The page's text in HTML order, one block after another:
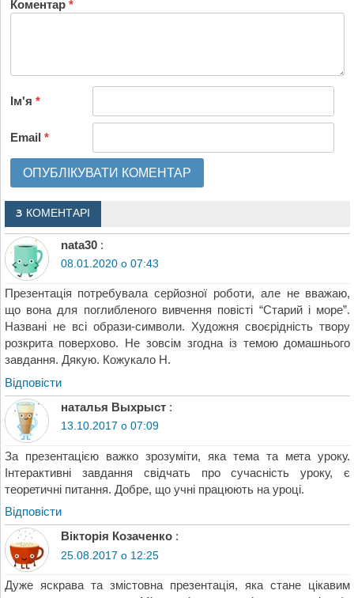
Коментар*
Ім'я*
Email*
3 КОМЕНТАРІ
nata30 :
08.01.2020 о 07:43
Презентація потребувала серйозної роботи, але не вважаю,
що вона для поглибленого вивчення повісті “Старий і море”.
Названі не всі образи-символи. Художня своєрідність твору
розкрита поверхово. Не зовсім згодна із темою домашнього
завдання. Дякую. Кожукало Н.
Відповіcти
наталья Выхрыст :
13.10.2017 о 07:09
За презентацією важко зрозуміти, яка тема та мета уроку.
Інтерактивні завдання свідчать про сучасність уроку, є
теоретичні питання. Добре, що учні працюють на уроці.
Відповіcти
Вікторія Козаченко :
25.08.2017 о 12:25
Дуже яскрава та змістовна презентація, яка стане цікавим